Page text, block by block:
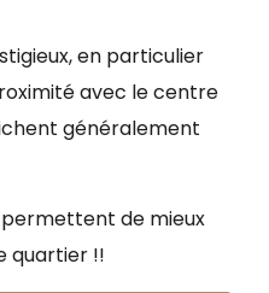
en particulier
avec le centre
généralement
permettent de mieux
quartier !!